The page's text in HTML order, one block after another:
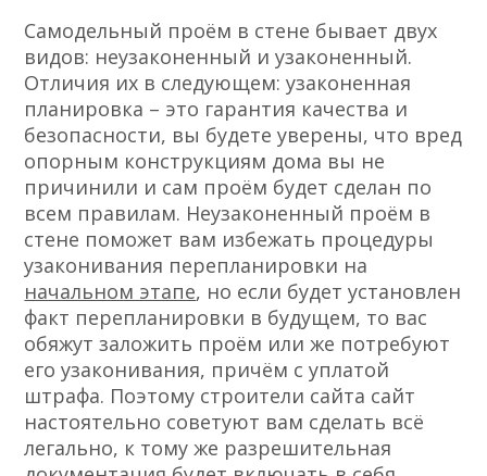
Самодельный проём в стене бывает двух
видов: неузаконенный и узаконенный.
Отличия их в следующем: узаконенная
планировка – это гарантия качества и
безопасности, вы будете уверены, что вред
опорным конструкциям дома вы не
причинили и сам проём будет сделан по
всем правилам. Неузаконенный проём в
стене поможет вам избежать процедуры
узаконивания перепланировки на
начальном этапе, но если будет установлен
факт перепланировки в будущем, то вас
обяжут заложить проём или же потребуют
его узаконивания, причём с уплатой
штрафа. Поэтому строители сайта сайт
настоятельно советуют вам сделать всё
легально, к тому же разрешительная